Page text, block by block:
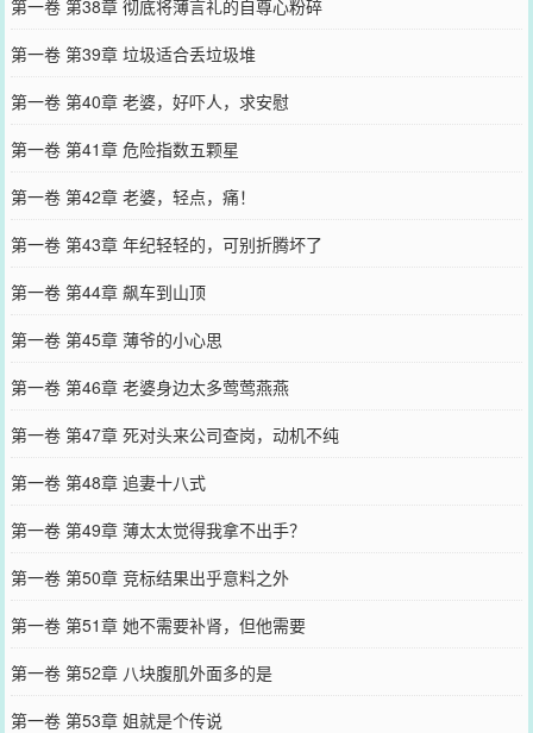
第一卷 第38章 彻底将薄言礼的自尊心粉碎
第一卷 第39章 垃圾适合丢垃圾堆
第一卷 第40章 老婆，好吓人，求安慰
第一卷 第41章 危险指数五颗星
第一卷 第42章 老婆，轻点，痛！
第一卷 第43章 年纪轻轻的，可别折腾坏了
第一卷 第44章 飙车到山顶
第一卷 第45章 薄爷的小心思
第一卷 第46章 老婆身边太多莺莺燕燕
第一卷 第47章 死对头来公司查岗，动机不纯
第一卷 第48章 追妻十八式
第一卷 第49章 薄太太觉得我拿不出手？
第一卷 第50章 竞标结果出乎意料之外
第一卷 第51章 她不需要补肾，但他需要
第一卷 第52章 八块腹肌外面多的是
第一卷 第53章 姐就是个传说